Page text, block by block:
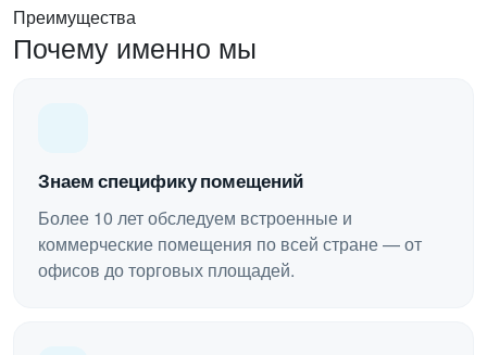
Преимущества
Почему именно мы
Знаем специфику помещений
Более 10 лет обследуем встроенные и
коммерческие помещения по всей стране — от
офисов до торговых площадей.